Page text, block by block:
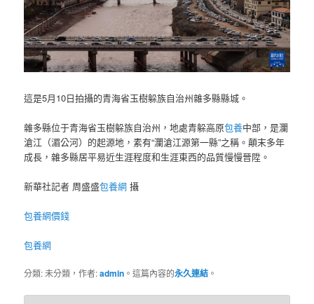
這是5月10日拍攝的青海省玉樹躲族自治州雜多縣縣城。
雜多縣位于青海省玉樹躲族自治州，地處青躲高原包養中部，是瀾
滄江（湄公河）的起源地，素有“瀾滄江源第一縣”之稱。顛末多年
成長，雜多縣居平易近生涯程度和生涯東西的品質慢慢晉陞。
新華社記者 周盛盛包養網 攝
包養網價錢
包養網
分類: 未分類，作者:admin 。這篇內容的永久連結 。